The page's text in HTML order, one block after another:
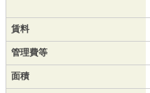
賃料
管理費等
面積